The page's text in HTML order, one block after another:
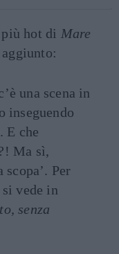
hot di Mare
una scena in
inseguendo
E che
Ma sì,
Per
vede in
senza